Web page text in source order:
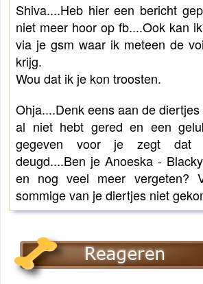
Shiva....Heb hier een bericht
niet meer hoor op fb....Ook kan
via je gsm waar ik meteen de
krijg.
Wou dat ik je kon troosten.
Ohja....Denk eens aan de
al niet hebt gered en een
gegeven voor je zegt dat
deugd....Ben je Anoeska -
en nog veel meer vergeten?
sommige van je diertjes niet